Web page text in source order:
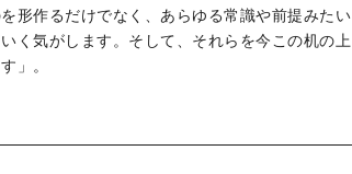
形作るだけでなく、あらゆる常識や前提みたい
く気がします。そして、それらを今この机の上
」。